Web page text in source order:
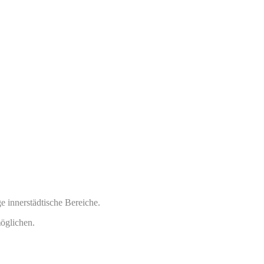
innerstädtische Bereiche.